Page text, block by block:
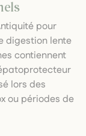
pour
digestion lente
contiennent
lors des
ou périodes de